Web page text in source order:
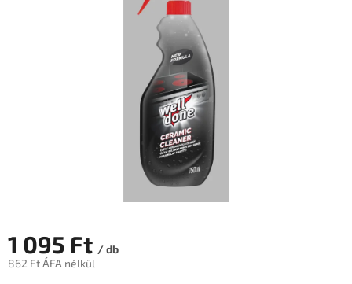
1 095 Ft / db
862 Ft ÁFA nélkül